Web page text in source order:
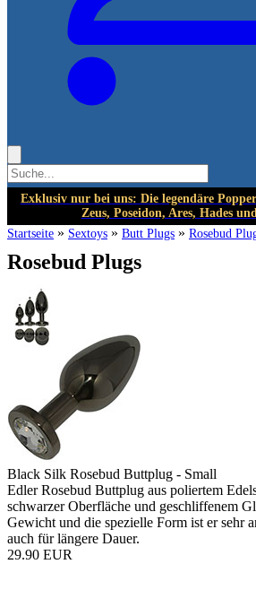
Exklusiv nur bei uns: Die legendäre
Zeus, Poseidon, Ares, Hades
Startseite » Sextoys » Butt Plugs » Rosebud
Rosebud Plugs
Black Silk Rosebud Buttplug - Small
Edler Rosebud Buttplug aus poliertem
schwarzer Oberfläche und geschliffenem
Gewicht und die spezielle Form ist er sehr
auch für längere Dauer.
29.90 EUR